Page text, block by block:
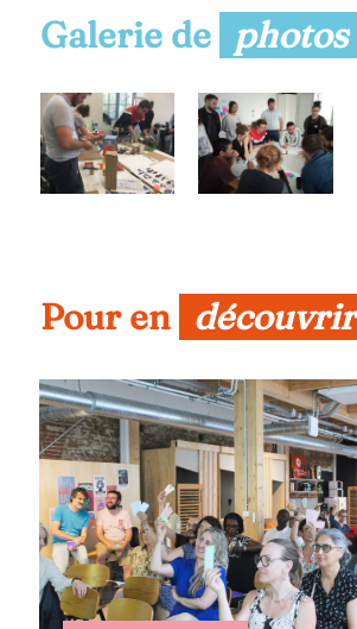
Galerie de photos
Pour en découvrir